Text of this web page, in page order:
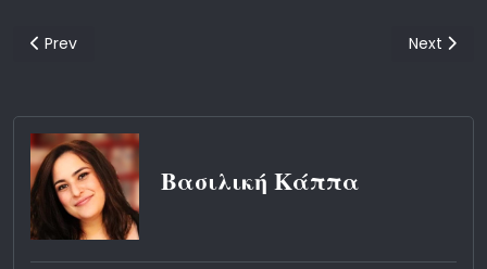
Previous article: Ο Χρήστος Καρακάσης συνομιλεί με την
Prev Next
Next
Βασιλική Κάππα